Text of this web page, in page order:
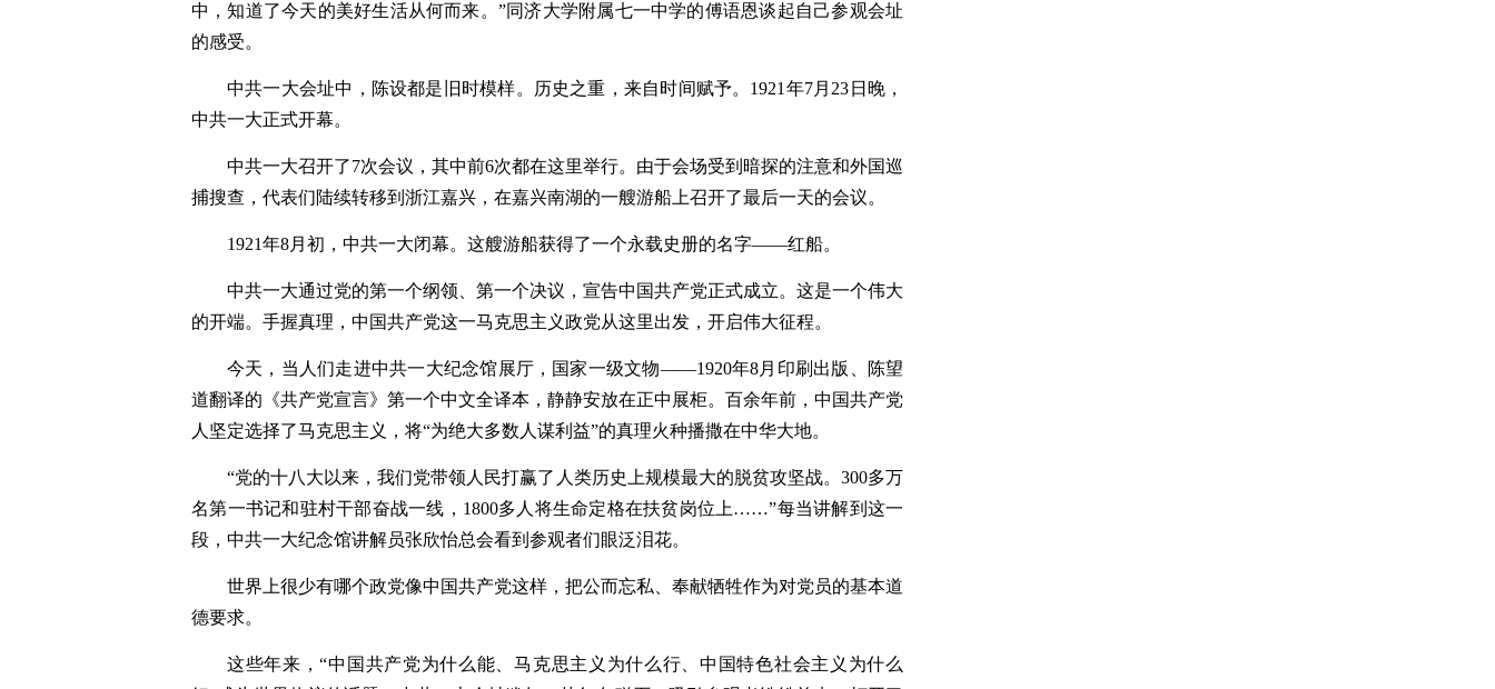
中，知道了今天的美好生活从何而来。”同济大学附属七一中学的傅语恩谈起自己参观会址
的感受。
中共一大会址中，陈设都是旧时模样。历史之重，来自时间赋予。1921年7月23日晚，
中共一大正式开幕。
中共一大召开了7次会议，其中前6次都在这里举行。由于会场受到暗探的注意和外国巡
捕搜查，代表们陆续转移到浙江嘉兴，在嘉兴南湖的一艘游船上召开了最后一天的会议。
1921年8月初，中共一大闭幕。这艘游船获得了一个永载史册的名字——红船。
中共一大通过党的第一个纲领、第一个决议，宣告中国共产党正式成立。这是一个伟大
的开端。手握真理，中国共产党这一马克思主义政党从这里出发，开启伟大征程。
今天，当人们走进中共一大纪念馆展厅，国家一级文物——1920年8月印刷出版、陈望
道翻译的《共产党宣言》第一个中文全译本，静静安放在正中展柜。百余年前，中国共产党
人坚定选择了马克思主义，将“为绝大多数人谋利益”的真理火种播撒在中华大地。
“党的十八大以来，我们党带领人民打赢了人类历史上规模最大的脱贫攻坚战。300多万
名第一书记和驻村干部奋战一线，1800多人将生命定格在扶贫岗位上……”每当讲解到这一
段，中共一大纪念馆讲解员张欣怡总会看到参观者们眼泛泪花。
世界上很少有哪个政党像中国共产党这样，把公而忘私、奉献牺牲作为对党员的基本道
德要求。
这些年来，“中国共产党为什么能、马克思主义为什么行、中国特色社会主义为什么